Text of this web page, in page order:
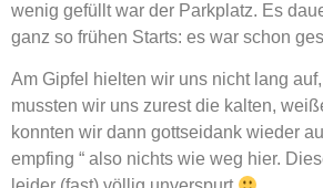
wenig gefüllt war der Parkplatz. Es
ganz so frühen Starts: es war schon
Am Gipfel hielten wir uns nicht lang
mussten wir uns zurest die kalten,
konnten wir dann gottseidank wieder
empfing “ also nichts wie weg hier.